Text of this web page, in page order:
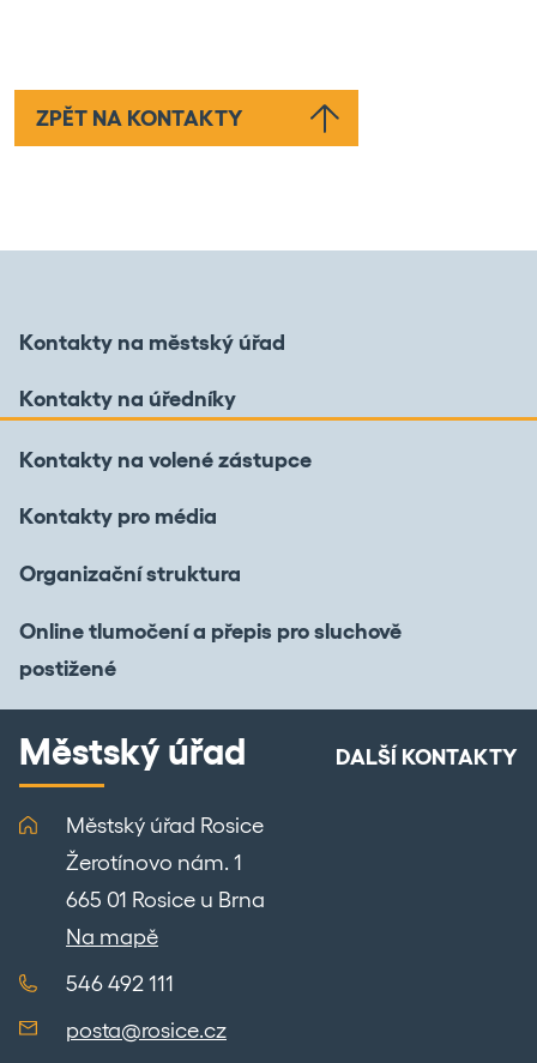
ZPĚT NA KONTAKTY
Kontakty na městský úřad
Kontakty na úředníky
Kontakty na volené zástupce
Kontakty pro média
Organizační struktura
Online tlumočení a přepis pro sluchově
postižené
Městský úřad DALŠÍ KONTAKTY
Městský úřad Rosice
Žerotínovo nám. 1
665 01 Rosice u Brna
Na mapě
546 492 111
posta@rosice.cz